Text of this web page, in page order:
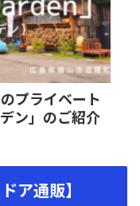
プライベート
ン」のご紹介
ア通販】